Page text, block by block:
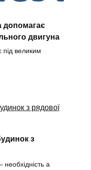
допомагає
двигуна
під великим
з
а